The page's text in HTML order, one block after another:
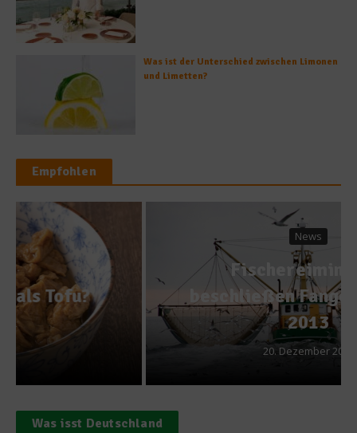
Was ist der Unterschied zwischen Limonen
und Limetten?
Empfohlen
Fischereiminister
beschließen Fangquoten für
2013
Was isst Deutschland